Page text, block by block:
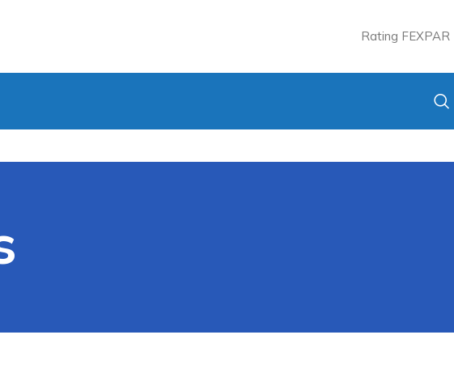
Rating FEXPAR